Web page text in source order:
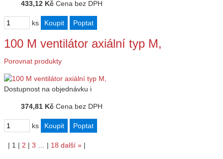
433,12 Kč Cena bez DPH
ks
100 M ventilátor axiální typ M,
Porovnat produkty
Dostupnost na objednávku i
374,81 Kč Cena bez DPH
ks
| 1 | 2 | 3 | 18 další » |